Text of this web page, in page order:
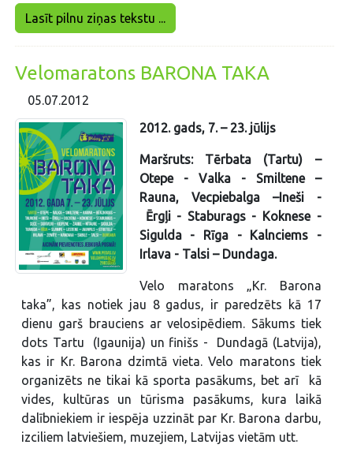
Lasīt pilnu ziņas tekstu ...
Velomaratons BARONA TAKA
05.07.2012
2012. gads, 7. – 23. jūlijs
Maršruts: Tērbata (Tartu) –
Otepe - Valka - Smiltene –
Rauna, Vecpiebalga –Ineši -
Ērgļi - Staburags - Koknese -
Sigulda - Rīga - Kalnciems -
Irlava - Talsi – Dundaga.
Velo maratons „Kr. Barona
taka”, kas notiek jau 8 gadus, ir paredzēts kā 17
dienu garš brauciens ar velosipēdiem. Sākums tiek
dots Tartu (Igaunija) un finišs - Dundagā (Latvija),
kas ir Kr. Barona dzimtā vieta. Velo maratons tiek
organizēts ne tikai kā sporta pasākums, bet arī kā
vides, kultūras un tūrisma pasākums, kura laikā
dalībniekiem ir iespēja uzzināt par Kr. Barona darbu,
izciliem latviešiem, muzejiem, Latvijas vietām utt.